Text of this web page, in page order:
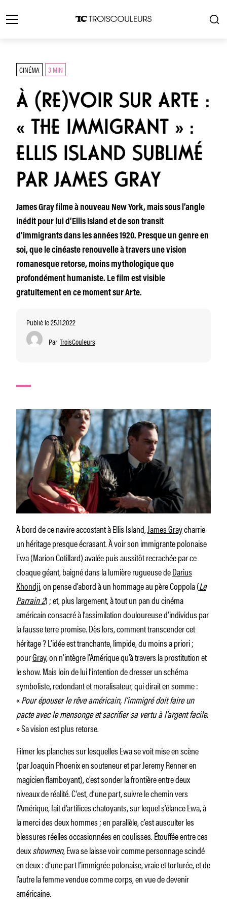
CINÉMA 3 MIN
À (RE)VOIR SUR ARTE :
« THE IMMIGRANT » :
ELLIS ISLAND SUBLIMÉ
PAR JAMES GRAY
James Gray filme à nouveau New York, mais sous l’angle
inédit pour lui d’Ellis Island et de son transit
d’immigrants dans les années 1920. Presque un genre en
soi, que le cinéaste renouvelle à travers une vision
romanesque retorse, moins mythologique que
profondément humaniste. Le film est visible
gratuitement en ce moment sur Arte.
Publié le 25.11.2022
Par TroisCouleurs
À bord de ce navire accostant à Ellis Island,James Graycharrie
un héritage presque écrasant. À voir son immigrante polonaise
Ewa (Marion Cotillard) avalée puis aussitôt recrachée par ce
cloaque géant, baigné dans la lumière rugueuse deDarius
Khondji, on pense d’abord à un hommage au père Coppola (Le
Parrain 2); et, plus largement, à tout un pan du cinéma
américain consacré à l’assimilation douloureuse d’individus par
la fausse terre promise. Dès lors, comment transcender cet
héritage ? L’idée est tranchante, limpide, du moins a priori ;
pourGray,on n’intègre l’Amérique qu’à travers la prostitution et
le show. Mais loin de lui l’intention de dresser un schéma
symboliste, redondant et moralisateur, qui dirait en somme :
«Pour épouser le rêve américain, l’immigré doit faire un
pacte avec le mensonge et sacrifier sa vertu à l’argent facile.
» Sa vision est plus retorse.
Filmer les planches sur lesquelles Ewa se voit mise en scène
(par Joaquin Phoenix en souteneur et par Jeremy Renner en
magicien flamboyant), c’est sonder la frontière entre deux
niveaux de réalité. C’est, d’une part, suivre le chemin vers
l’Amérique, fait d’artifices chatoyants, sur lequel s’élance Ewa, à
la merci des deux hommes ; en parallèle, c’est ausculter les
blessures réelles occasionnées en coulisses. Étouffée entre ces
deuxshowmen, Ewa se laisse voir comme personnage scindé
en deux : d’une part l’immigrée polonaise, vraie et torturée, et de
l’autre la femme vendue comme corps, en vue de devenir
américaine.